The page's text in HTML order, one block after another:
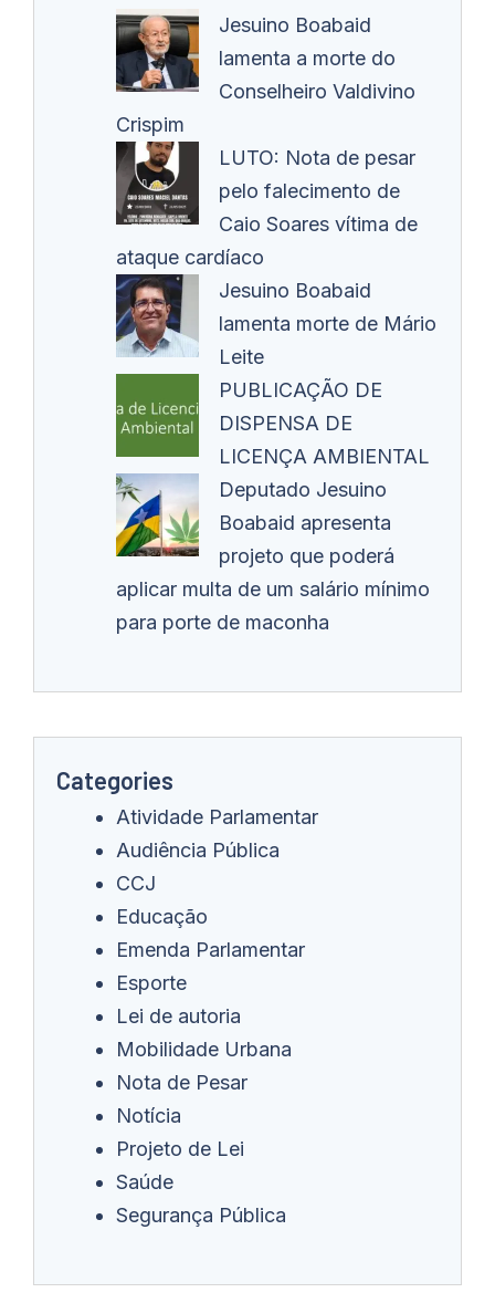
Jesuino Boabaid
lamenta a morte do
Conselheiro Valdivino
Crispim
LUTO: Nota de pesar
pelo falecimento de
Caio Soares vítima de
ataque cardíaco
Jesuino Boabaid
lamenta morte de Mário
Leite
PUBLICAÇÃO DE
DISPENSA DE
LICENÇA AMBIENTAL
Deputado Jesuino
Boabaid apresenta
projeto que poderá
aplicar multa de um salário mínimo
para porte de maconha
Categories
Atividade Parlamentar
Audiência Pública
CCJ
Educação
Emenda Parlamentar
Esporte
Lei de autoria
Mobilidade Urbana
Nota de Pesar
Notícia
Projeto de Lei
Saúde
Segurança Pública